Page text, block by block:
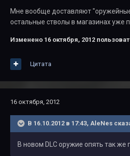
Мне вообще доставляют
остальные стволы в магазинах уже
Изменено 16 октября, 2012
Цитата
16 октября, 2012
В 16.10.2012 в 17:43, AleNes
В новом DLC оружие опять так же